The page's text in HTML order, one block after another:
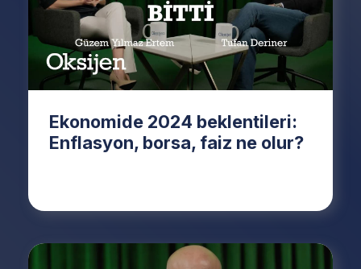
Ekonomide 2024 beklentileri:
Enflasyon, borsa, faiz ne olur?